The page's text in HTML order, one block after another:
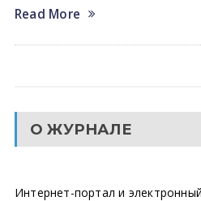
Read More
О ЖУРНАЛЕ
Интернет-портал и